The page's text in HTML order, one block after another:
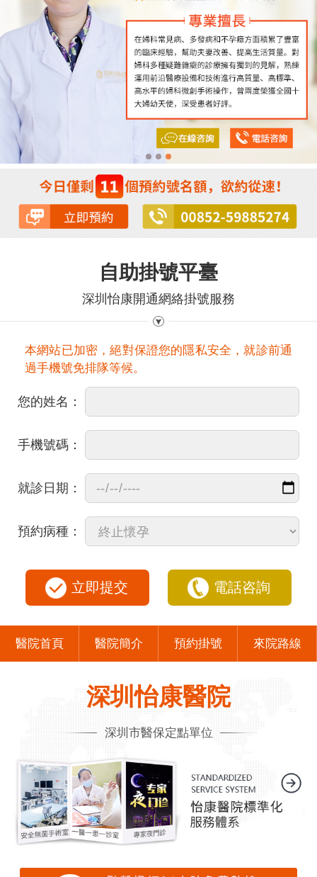
自助掛號平臺
深圳怡康開通網絡掛號服務
本網站已加密，絕對保證您的隱私安全，就診前通
過手機號免排隊等候。
您的姓名：
手機號碼：
就診日期：
預約病種：
立即提交 電話咨詢
醫院首頁 醫院簡介 預約掛號 來院路線
深圳怡康醫院
深圳市醫保定點單位